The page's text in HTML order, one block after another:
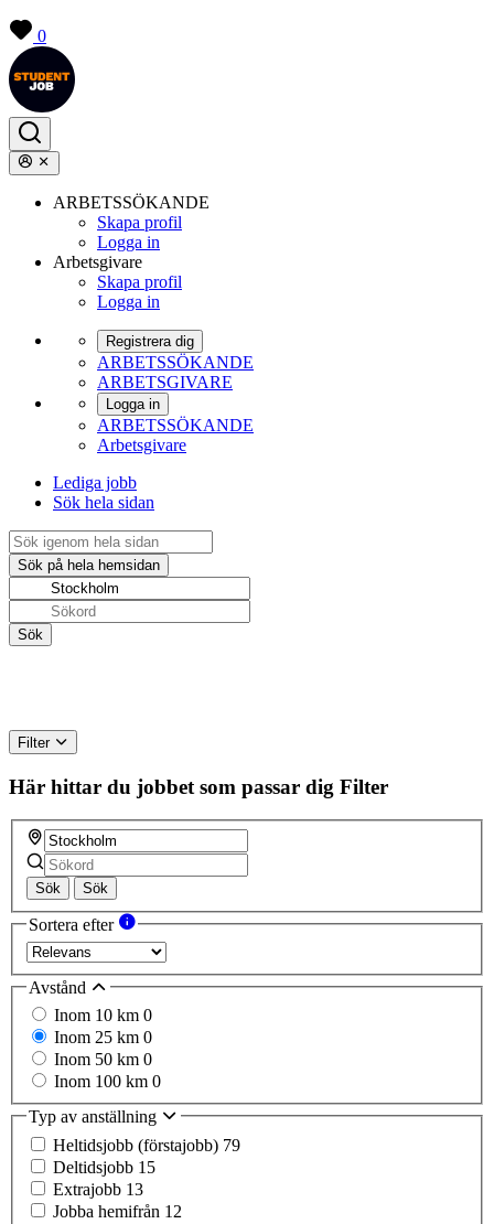
0
ARBETSSÖKANDE
Skapa profil
Logga in
Arbetsgivare
Skapa profil
Logga in
Registrera dig
ARBETSSÖKANDE
ARBETSGIVARE
Logga in
ARBETSSÖKANDE
Arbetsgivare
Lediga jobb
Sök hela sidan
Filter
Här hittar du jobbet som passar dig Filter
Sök Sök
Sortera efter
Avstånd
Inom 10 km 0
Inom 25 km 0
Inom 50 km 0
Inom 100 km 0
Typ av anställning
Heltidsjobb (förstajobb) 79
Deltidsjobb 15
Extrajobb 13
Jobba hemifrån 12